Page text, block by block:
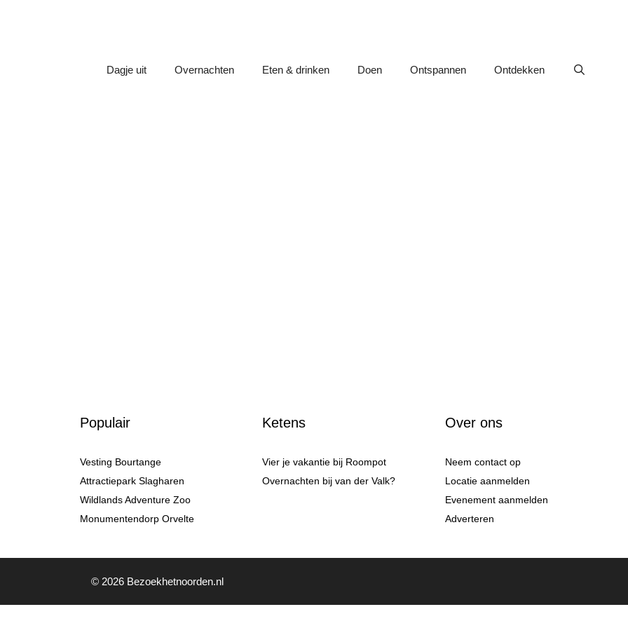
Dagje uit Overnachten Eten & drinken Doen Ontspannen Ontdekken
Populair
Vesting Bourtange
Attractiepark Slagharen
Wildlands Adventure Zoo
Monumentendorp Orvelte
Ketens
Vier je vakantie bij Roompot
Overnachten bij van der Valk?
Over ons
Neem contact op
Locatie aanmelden
Evenement aanmelden
Adverteren
© 2026 Bezoekhetnoorden.nl